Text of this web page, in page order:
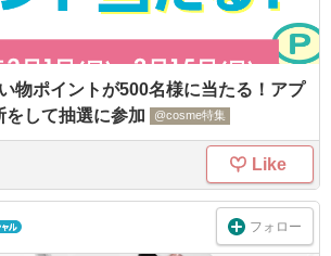
物ポイントが500名様に当たる！アプ
をして抽選に参加
@cosme特集
Like
フォロー